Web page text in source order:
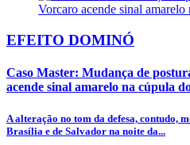
EFEITO DOMINÓ
Caso Master: Mudança de
acende sinal amarelo na cúpula
A alteração no tom da defesa, contudo,
Brasília e de Salvador na noite da...